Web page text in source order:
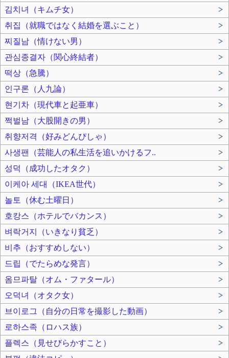
김치녀（キムチ女）
>
취집（就職ではなく結婚を選ぶこと）
>
찌질남（情けない男）
>
관심종결자（関心終結者）
>
떡상（急騰）
>
인구론（人九論）
>
현기차（現代車と起亜車）
>
쩍벌남（大股開きの男）
>
취향저격（好みどんぴしゃ）
>
사생팬（芸能人の私生活を追いかけるフ..
>
성덕（成功したオタク）
>
이케아 세대（IKEA世代）
>
놀토（休む土曜日）
>
호캉스（ホテルでバカンス）
>
벼락거지（いきなり貧乏）
>
비추（おすすめしない）
>
드립（でたらめな発言）
>
옴므파탈（オム・ファタール）
>
오덕녀（オタク女）
>
브이로그（自分の日常を撮影した動画）
>
로하스족（ロハス族）
>
플렉스（見せびらかすこと）
>